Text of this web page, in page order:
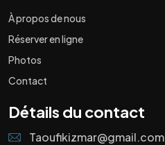
À propos de nous
Réserver en ligne
Photos
Contact
Détails du contact
Taoufikizmar@gmail.com